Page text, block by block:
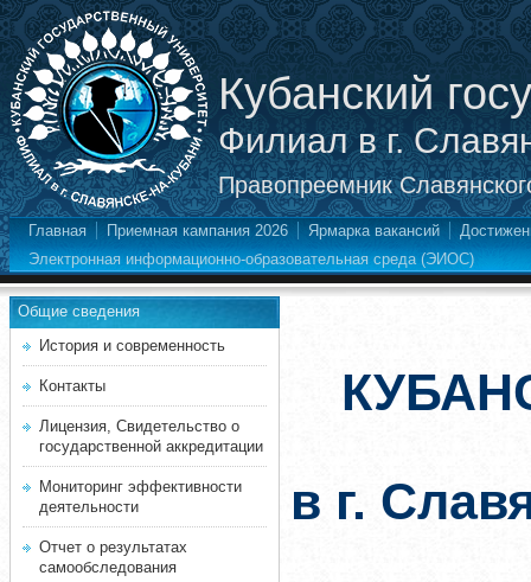
Кубанский
Филиал в г.
Правопреемник
Главная Приемная кампания 2026 Ярмарка вакансий
Электронная информационно-образовательная среда (ЭИОС)
Общие сведения
История и современность
Контакты
Лицензия, Свидетельство о
государственной аккредитации
Мониторинг эффективности
деятельности
Отчет о результатах
самообследования
в г.